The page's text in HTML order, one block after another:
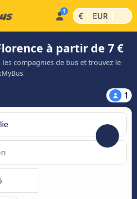
€ | EUR |
à partir de 7 €
compagnies de bus et trouvez le
1